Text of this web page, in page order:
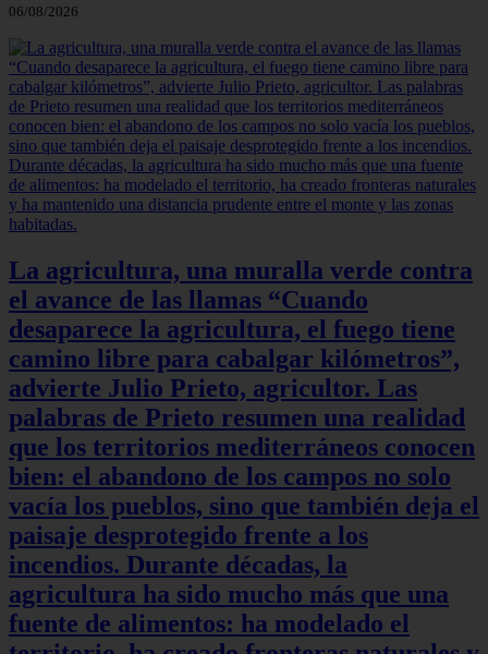
06/08/2026
La agricultura, una muralla verde contra
el avance de las llamas “Cuando
desaparece la agricultura, el fuego tiene
camino libre para cabalgar kilómetros”,
advierte Julio Prieto, agricultor. Las
palabras de Prieto resumen una realidad
que los territorios mediterráneos conocen
bien: el abandono de los campos no solo
vacía los pueblos, sino que también deja el
paisaje desprotegido frente a los
incendios. Durante décadas, la
agricultura ha sido mucho más que una
fuente de alimentos: ha modelado el